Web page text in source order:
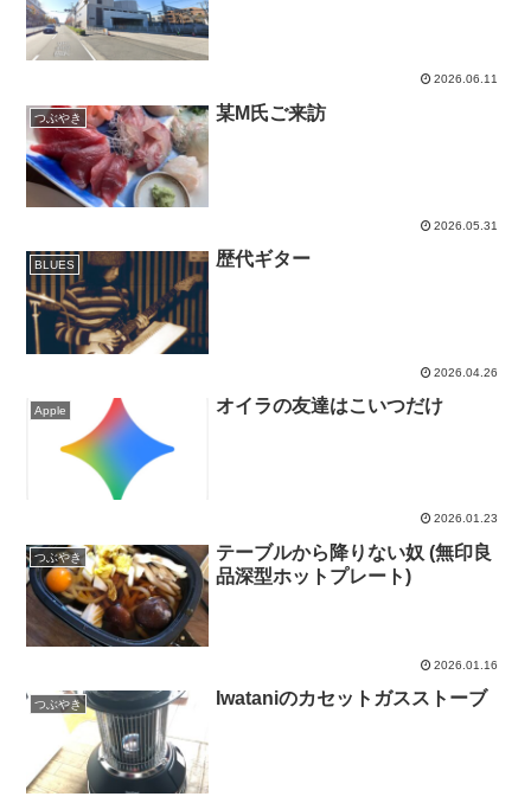
2026.06.11
つぶやき 某M氏ご来訪
2026.05.31
BLUES 歴代ギター
2026.04.26
Apple オイラの友達はこいつだけ
2026.01.23
つぶやき
テーブルから降りない奴 (無印良
品深型ホットプレート)
2026.01.16
つぶやき Iwataniのカセットガスストーブ